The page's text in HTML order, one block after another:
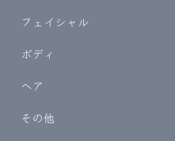
フェイシャル
ボディ
ヘア
その他